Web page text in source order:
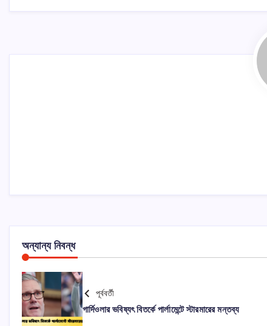
অন্যান্য নিবন্ধ
পূর্ববর্তী
গার্দিওলার ভবিষ্যৎ বিতর্কে পার্লামেন্টে স্টারমারের মন্তব্য